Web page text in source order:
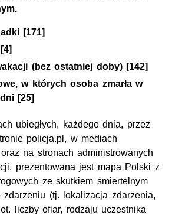
[171]
(bez ostatniej doby) [142]
w których osoba zmarła w
[25]
ubiegłych, każdego dnia, przez
policja.pl, w mediach
na stronach administrowanych
prezentowana jest mapa Polski z
ze skutkiem śmiertelnym
(tj. lokalizacja zdarzenia,
liczby ofiar, rodzaju uczestnika